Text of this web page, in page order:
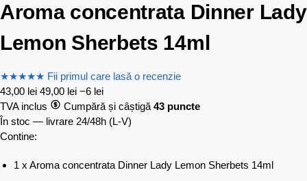
Aroma concentrata Dinner Lady
Lemon Sherbets 14ml
★★★★★ Fii primul care lasă o recenzie
43,00 lei 49,00 lei −6 lei
TVA inclus
Cumpără și câștigă 43 puncte
În stoc — livrare 24/48h (L-V)
Contine:
1 x Aroma concentrata Dinner Lady Lemon Sherbets 14ml